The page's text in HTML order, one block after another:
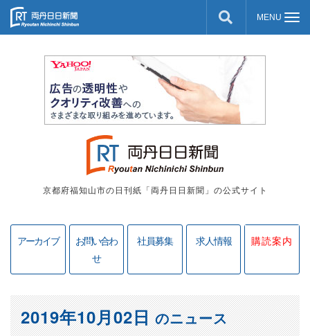
京都府福知山市の日刊紙「両丹日日新聞」の公式サイト
アーカイブ
お問い合わ
せ
社員募集 求人情報 購読案内
2019年10月02日のニュース